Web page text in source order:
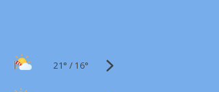
21° / 16°